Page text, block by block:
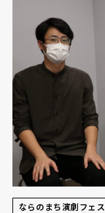
ならのまち演劇フェス